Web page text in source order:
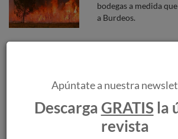
bodegas a medida
a Burdeos.
Louis Roederer
Veuve Clicquot
Privée y sorprende a
enimágtica bodega
Apúntate a nuestra
DescargaGRATIS la
revista